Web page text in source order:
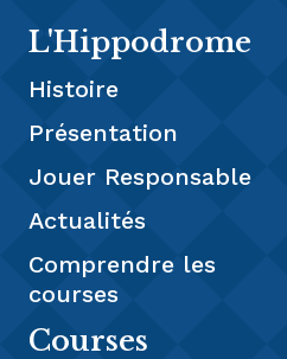
L'Hippodrome
Histoire
Présentation
Jouer Responsable
Actualités
Comprendre les
courses
Courses